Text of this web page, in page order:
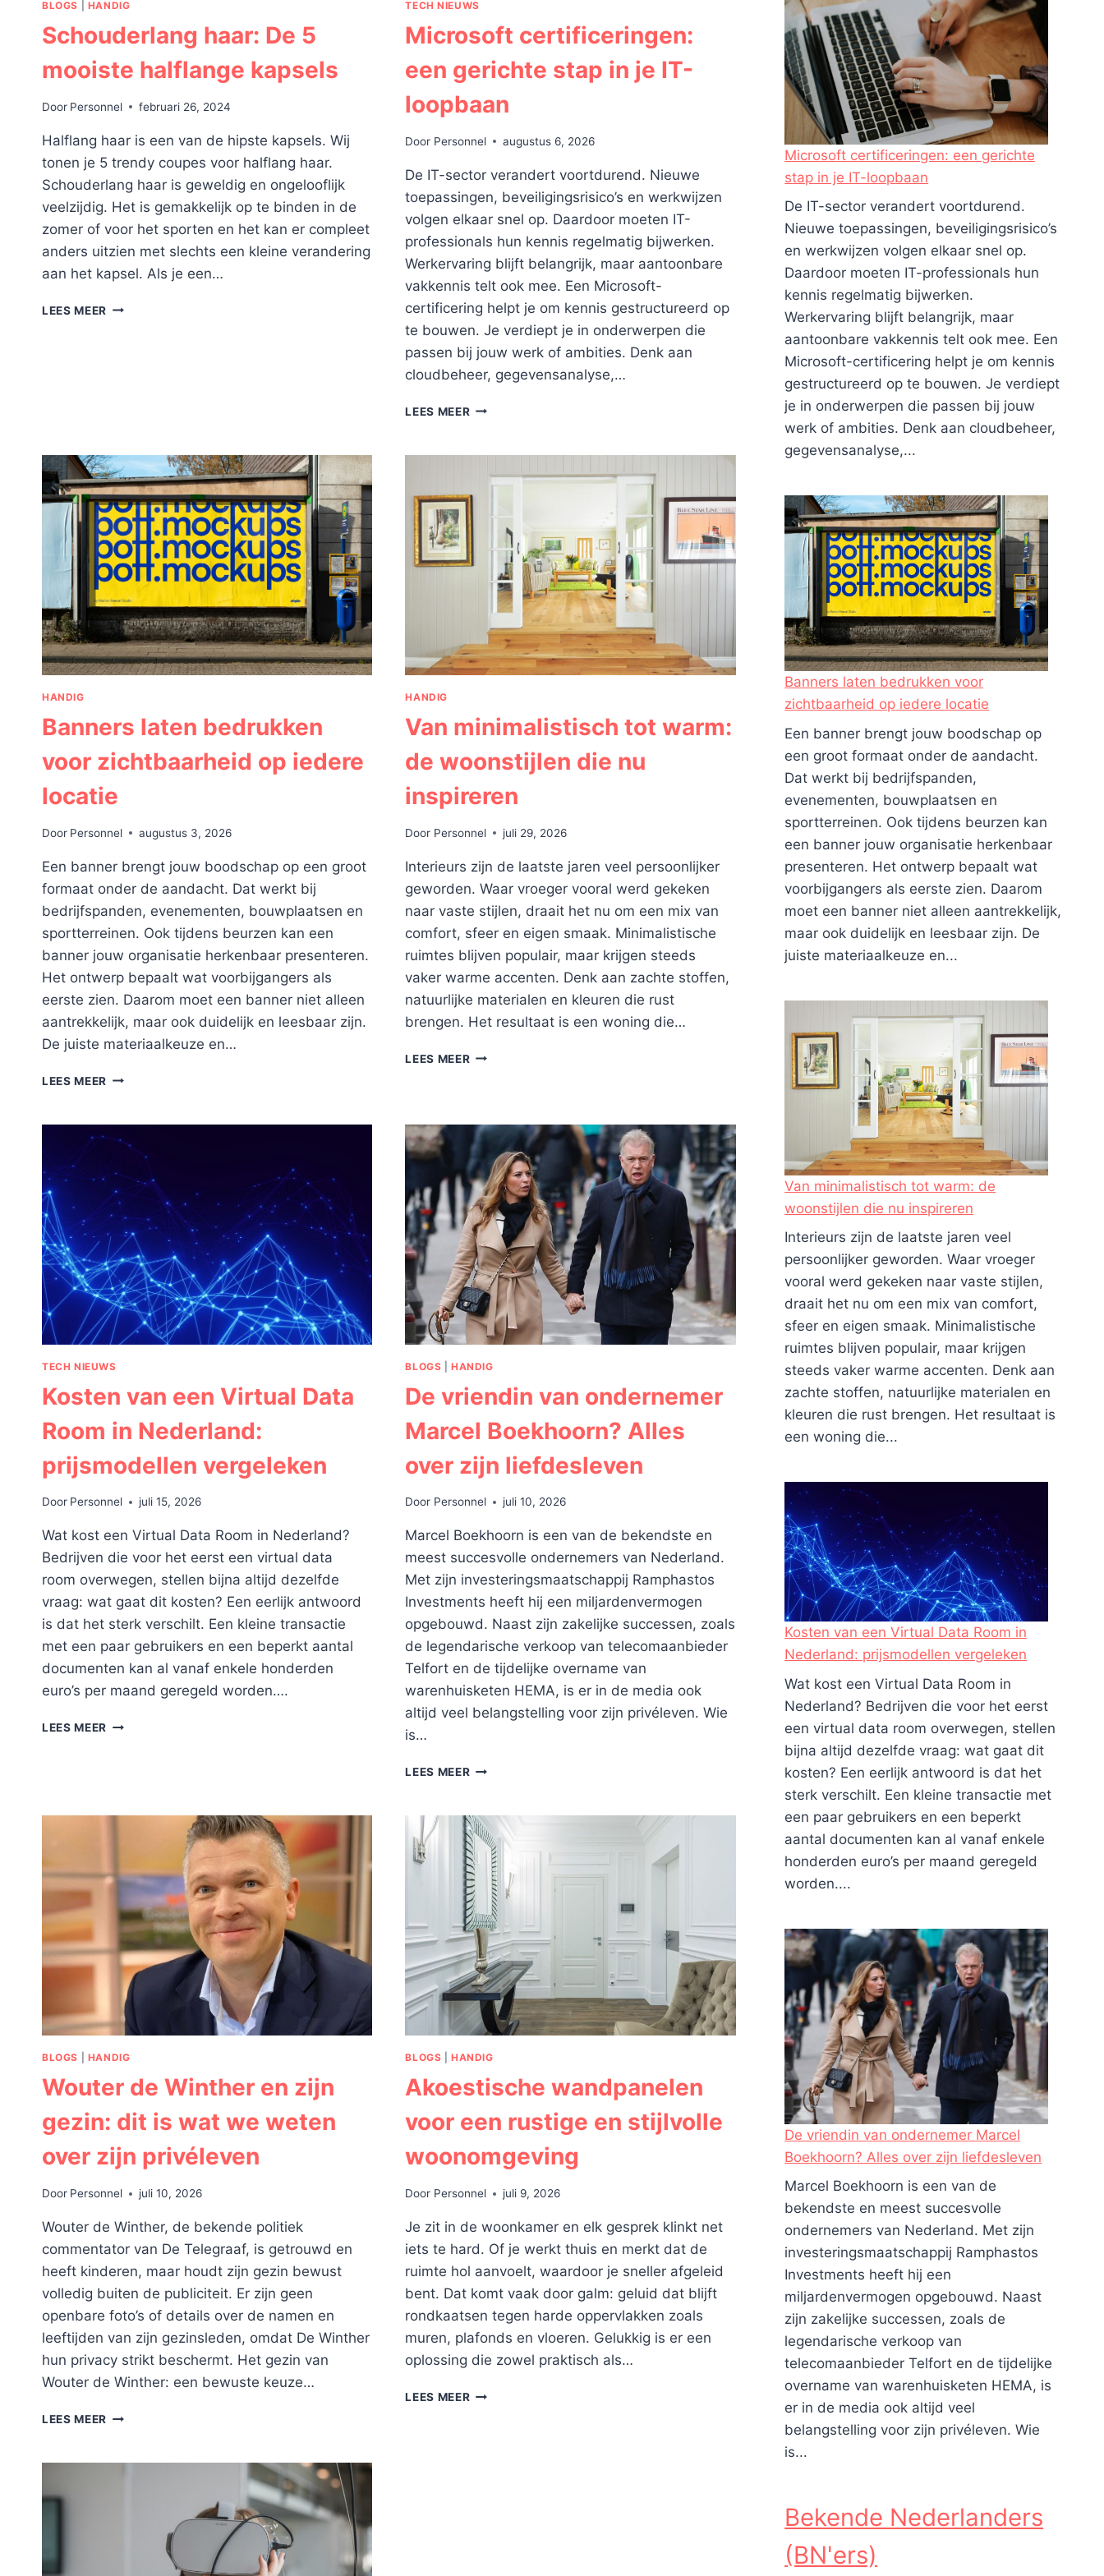
BLOGS HANDIG
Schouderlang haar: De 5
mooiste halflange kapsels
Door Personnel februari 26, 2024
Halflang haar is een van de hipste kapsels. Wij
tonen je 5 trendy coupes voor halflang haar.
Schouderlang haar is geweldig en ongelooflijk
veelzijdig. Het is gemakkelijk op te binden in de
zomer of voor het sporten en het kan er compleet
anders uitzien met slechts een kleine verandering
aan het kapsel. Als je een…
LEES MEER SCHOUDERLANG
TECH NIEUWS
Microsoft certificeringen:
een gerichte stap in je IT-
loopbaan
Door Personnel augustus 6, 2026
De IT-sector verandert voortdurend. Nieuwe
toepassingen, beveiligingsrisico’s en werkwijzen
volgen elkaar snel op. Daardoor moeten IT-
professionals hun kennis regelmatig bijwerken.
Werkervaring blijft belangrijk, maar aantoonbare
vakkennis telt ook mee. Een Microsoft-
certificering helpt je om kennis gestructureerd op
te bouwen. Je verdiept je in onderwerpen die
passen bij jouw werk of ambities. Denk aan
cloudbeheer, gegevensanalyse,…
LEES MEERMICROSOFT
GERICHTE
STAP
IN
JE
IT-
LOOPBAAN
HANDIG
Banners laten bedrukken
voor zichtbaarheid op iedere
locatie
Door Personnel augustus 3, 2026
Een banner brengt jouw boodschap op een groot
formaat onder de aandacht. Dat werkt bij
bedrijfspanden, evenementen, bouwplaatsen en
sportterreinen. Ook tijdens beurzen kan een
banner jouw organisatie herkenbaar presenteren.
Het ontwerp bepaalt wat voorbijgangers als
eerste zien. Daarom moet een banner niet alleen
aantrekkelijk, maar ook duidelijk en leesbaar zijn.
De juiste materiaalkeuze en…
LEES MEER BANNERS
VOOR
ZICHTBAARHEID
IEDERE
LOCATIE
HANDIG
Van minimalistisch tot warm:
de woonstijlen die nu
inspireren
Door Personnel juli 29, 2026
Interieurs zijn de laatste jaren veel persoonlijker
geworden. Waar vroeger vooral werd gekeken
naar vaste stijlen, draait het nu om een mix van
comfort, sfeer en eigen smaak. Minimalistische
ruimtes blijven populair, maar krijgen steeds
vaker warme accenten. Denk aan zachte stoffen,
natuurlijke materialen en kleuren die rust
brengen. Het resultaat is een woning die…
LEES MEERVAN
DE
WOONSTIJLEN
DIE
NU
INSPIREREN
TECH NIEUWS
Kosten van een Virtual Data
Room in Nederland:
prijsmodellen vergeleken
Door Personnel juli 15, 2026
Wat kost een Virtual Data Room in Nederland?
Bedrijven die voor het eerst een virtual data
room overwegen, stellen bijna altijd dezelfde
vraag: wat gaat dit kosten? Een eerlijk antwoord
is dat het sterk verschilt. Een kleine transactie
met een paar gebruikers en een beperkt aantal
documenten kan al vanaf enkele honderden
euro’s per maand geregeld worden….
LEES MEER KOSTEN
PRIJSMODELLEN
VERGELEKEN
BLOGS |HANDIG
De vriendin van ondernemer
Marcel Boekhoorn? Alles
over zijn liefdesleven
Door Personnel juli 10, 2026
Marcel Boekhoorn is een van de bekendste en
meest succesvolle ondernemers van Nederland.
Met zijn investeringsmaatschappij Ramphastos
Investments heeft hij een miljardenvermogen
opgebouwd. Naast zijn zakelijke successen, zoals
de legendarische verkoop van telecomaanbieder
Telfort en de tijdelijke overname van
warenhuisketen HEMA, is er in de media ook
altijd veel belangstelling voor zijn privéleven. Wie
is…
LEES MEERDE
ONDERNEMER
MARCEL
BOEKHOORN?
ALLES
OVER
ZIJN
LIEFDESLEVEN
BLOGS HANDIG
Wouter de Winther en zijn
gezin: dit is wat we weten
over zijn privéleven
Door Personnel juli 10, 2026
Wouter de Winther, de bekende politiek
commentator van De Telegraaf, is getrouwd en
heeft kinderen, maar houdt zijn gezin bewust
volledig buiten de publiciteit. Er zijn geen
openbare foto’s of details over de namen en
leeftijden van zijn gezinsleden, omdat De Winther
hun privacy strikt beschermt. Het gezin van
Wouter de Winther: een bewuste keuze…
LEES MEER WOUTER
EN
BLOGS |HANDIG
Akoestische wandpanelen
voor een rustige en stijlvolle
woonomgeving
Door Personnel juli 9, 2026
Je zit in de woonkamer en elk gesprek klinkt net
iets te hard. Of je werkt thuis en merkt dat de
ruimte hol aanvoelt, waardoor je sneller afgeleid
bent. Dat komt vaak door galm: geluid dat blijft
rondkaatsen tegen harde oppervlakken zoals
muren, plafonds en vloeren. Gelukkig is er een
oplossing die zowel praktisch als…
LEES MEERAKOESTISCHE
Microsoft certificeringen: een gerichte
stap in je IT-loopbaan
De IT-sector verandert voortdurend.
Nieuwe toepassingen, beveiligingsrisico’s
en werkwijzen volgen elkaar snel op.
Daardoor moeten IT-professionals hun
kennis regelmatig bijwerken.
Werkervaring blijft belangrijk, maar
aantoonbare vakkennis telt ook mee. Een
Microsoft-certificering helpt je om kennis
gestructureerd op te bouwen. Je verdiept
je in onderwerpen die passen bij jouw
werk of ambities. Denk aan cloudbeheer,
gegevensanalyse,...
Banners laten bedrukken voor
zichtbaarheid op iedere locatie
Een banner brengt jouw boodschap op
een groot formaat onder de aandacht.
Dat werkt bij bedrijfspanden,
evenementen, bouwplaatsen en
sportterreinen. Ook tijdens beurzen kan
een banner jouw organisatie herkenbaar
presenteren. Het ontwerp bepaalt wat
voorbijgangers als eerste zien. Daarom
moet een banner niet alleen aantrekkelijk,
maar ook duidelijk en leesbaar zijn. De
juiste materiaalkeuze en...
Van minimalistisch tot warm: de
woonstijlen die nu inspireren
Interieurs zijn de laatste jaren veel
persoonlijker geworden. Waar vroeger
vooral werd gekeken naar vaste stijlen,
draait het nu om een mix van comfort,
sfeer en eigen smaak. Minimalistische
ruimtes blijven populair, maar krijgen
steeds vaker warme accenten. Denk aan
zachte stoffen, natuurlijke materialen en
kleuren die rust brengen. Het resultaat is
een woning die...
Kosten van een Virtual Data Room in
Nederland: prijsmodellen vergeleken
Wat kost een Virtual Data Room in
Nederland? Bedrijven die voor het eerst
een virtual data room overwegen, stellen
bijna altijd dezelfde vraag: wat gaat dit
kosten? Een eerlijk antwoord is dat het
sterk verschilt. Een kleine transactie met
een paar gebruikers en een beperkt
aantal documenten kan al vanaf enkele
honderden euro’s per maand geregeld
worden....
De vriendin van ondernemer Marcel
Boekhoorn? Alles over zijn liefdesleven
Marcel Boekhoorn is een van de
bekendste en meest succesvolle
ondernemers van Nederland. Met zijn
investeringsmaatschappij Ramphastos
Investments heeft hij een
miljardenvermogen opgebouwd. Naast
zijn zakelijke successen, zoals de
legendarische verkoop van
telecomaanbieder Telfort en de tijdelijke
overname van warenhuisketen HEMA, is
er in de media ook altijd veel
belangstelling voor zijn privéleven. Wie
is...
Bekende Nederlanders
(BN'ers)